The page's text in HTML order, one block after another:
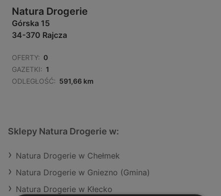
Natura Drogerie
Górska 15
34-370 Rajcza
OFERTY: 0
GAZETKI: 1
ODLEGŁOŚĆ: 591,66 km
Sklepy Natura Drogerie w:
Natura Drogerie w Chełmek
Natura Drogerie w Gniezno (Gmina)
Natura Drogerie w Kłecko